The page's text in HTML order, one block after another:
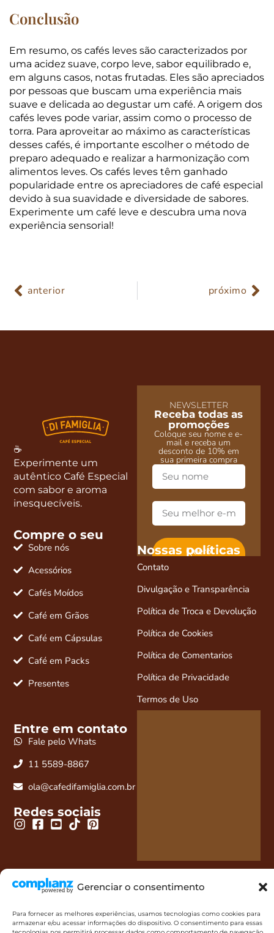
Gerenciar o consentimento
Para fornecer as melhores experiências, usamos tecnologias como cookies para
armazenar e/ou acessar informações do dispositivo. O consentimento para essas
Conclusão
Em resumo, os cafés leves são caracterizados por
uma acidez suave, corpo leve, sabor equilibrado e,
em alguns casos, notas frutadas. Eles são apreciados
por pessoas que buscam uma experiência mais
suave e delicada ao degustar um café. A origem dos
cafés leves pode variar, assim como o processo de
torra. Para aproveitar ao máximo as características
desses cafés, é importante escolher o método de
preparo adequado e realizar a harmonização com
alimentos leves. Os cafés leves têm ganhado
popularidade entre os apreciadores de café especial
devido à sua suavidade e diversidade de sabores.
Experimente um café leve e descubra uma nova
experiência sensorial!
anterior próximo
NEWSLETTER
Receba todas as
promoções
Coloque seu nome e e-
mail e receba um
desconto de 10% em
sua primeira compra
Quero
desconto e
☕
Experimente um
autêntico Café Especial
com sabor e aroma
inesquecíveis.
Compre o seu
Sobre nós
Acessórios
Cafés Moídos
Café em Grãos
Café em Cápsulas
Café em Packs
Presentes
Nossas políticas
Contato
Divulgação e Transparência
Política de Troca e Devolução
Política de Cookies
Política de Comentarios
Política de Privacidade
Termos de Uso
Entre em contato
Fale pelo Whats
11 5589-8867
ola@cafedifamiglia.com.br
Redes sociais
Café Di Famiglia LTDA - 10.289.946/0001-73 - 2023. Todos os